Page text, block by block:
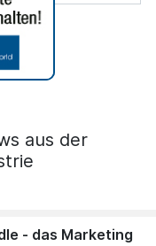
aus der
- das Marketing